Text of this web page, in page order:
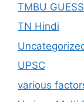
TMBU
TN Hindi
UPSC
various